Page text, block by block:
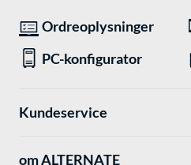
Ordreoplysninger
PC-konfigurator
Kundeservice
om ALTERNATE